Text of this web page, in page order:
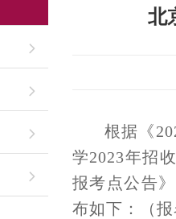
北
根据《
学2023年招
报考点公告
布如下：（